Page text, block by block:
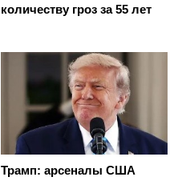
количеству гроз за 55 лет
Трамп: арсеналы США